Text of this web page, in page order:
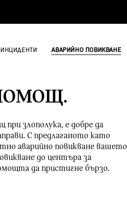
АВАРИЙНО ПОВИКВАНЕ
злополука, е добре да
С предлаганото като
аварийно повикване вашето
до центъра за
да пристигне бързо.